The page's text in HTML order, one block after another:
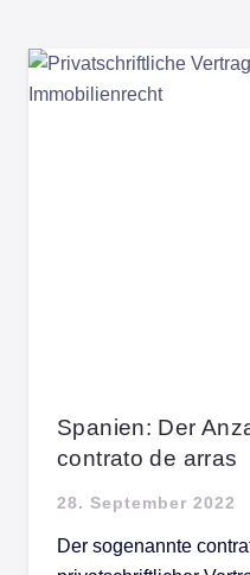
Spanien: Der
contrato de arras
28. September 2022
Der sogenannte